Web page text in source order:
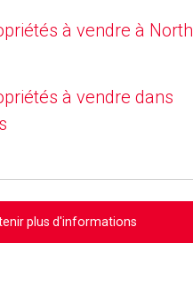
à vendre à North
à vendre dans
plus d'informations